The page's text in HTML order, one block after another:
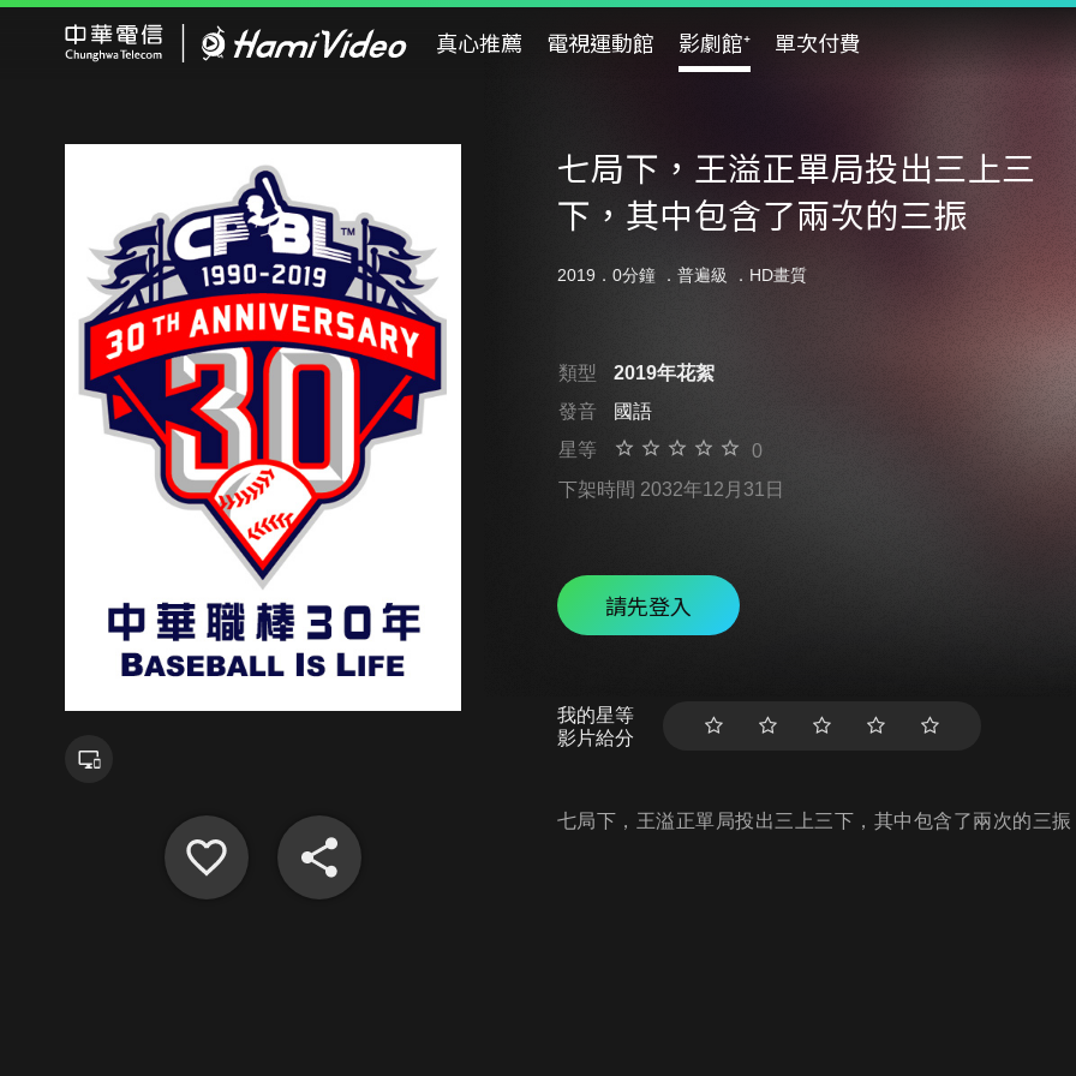
真心推薦 電視運動館 影劇館⁺ 單次付費
七局下，王溢正單局投出三上三
下，其中包含了兩次的三振
2019．0分鐘 ． 普遍級 ．HD畫質
類型
2019年花絮
發音
國語
星等
0
下架時間 2032年12月31日
請先登入
我的星等
影片給分
七局下，王溢正單局投出三上三下，其中包含了兩次的三振